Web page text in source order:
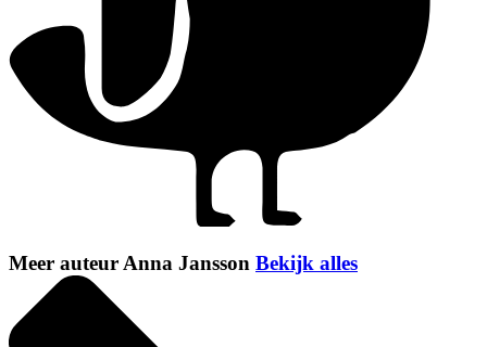
Meer auteur Anna Jansson Bekijk alles